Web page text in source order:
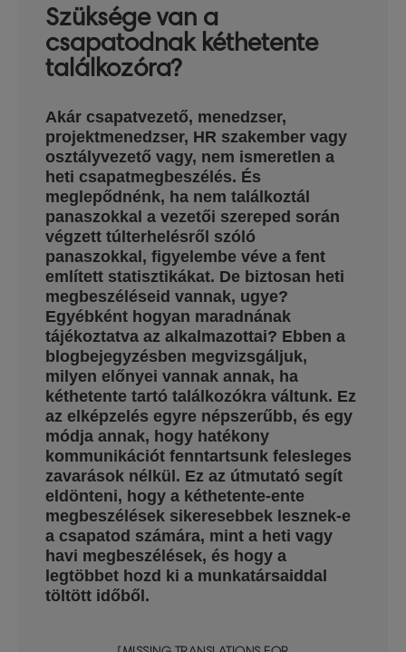
Szüksége van a
csapatodnak kéthetente
találkozóra?
Akár csapatvezető, menedzser,
projektmenedzser, HR szakember vagy
osztályvezető vagy, nem ismeretlen a
heti csapatmegbeszélés. És
meglepődnénk, ha nem találkoztál
panaszokkal a vezetői szereped során
végzett túlterhelésről szóló
panaszokkal, figyelembe véve a fent
említett statisztikákat. De biztosan heti
megbeszéléseid vannak, ugye?
Egyébként hogyan maradnának
tájékoztatva az alkalmazottai? Ebben a
blogbejegyzésben megvizsgáljuk,
milyen előnyei vannak annak, ha
kéthetente tartó találkozókra váltunk. Ez
az elképzelés egyre népszerűbb, és egy
módja annak, hogy hatékony
kommunikációt fenntartsunk felesleges
zavarások nélkül. Ez az útmutató segít
eldönteni, hogy a kéthetente-ente
megbeszélések sikeresebbek lesznek-e
a csapatod számára, mint a heti vagy
havi megbeszélések, és hogy a
legtöbbet hozd ki a munkatársaiddal
töltött időből.